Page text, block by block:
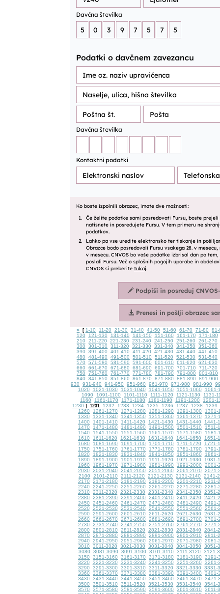
< [ 1-10 11-20 21-30 31-40 41-50 51-60 61-70 71-80
81-
120
121-130 131-140 141-150 151-160 161-170
171-180
210
211-220 221-230 231-240 241-250 251-260
261-270
300
301-310 311-320 321-330 331-340 341-350
351-360
390
391-400 401-410 411-420 421-430 431-440
441-450
480
481-490 491-500 501-510 511-520 521-530
531-540
570
571-580 581-590 591-600 601-610 611-620
621-630
660
661-670 671-680 681-690 691-700 701-710
711-720
750
751-760 761-770 771-780 781-790 791-800
801-810
840
841-850 851-860 861-870 871-880 881-890
891-900
930
931-940 941-950 951-960 961-970 971-980 981-990
1020
1021-1030 1031-1040 1041-1050 1051-1060
1061-
1090
1091-1100 1101-1110 1111-1120 1121-1130
1131-
1160
1161-1170 1171-1180 1181-1190 1191-1200
1201-
1230 ] 1231 1232 1233 1234 1235 1236 1237 1238
1239
1260
1261-1270 1271-1280 1281-1290 1291-1300
1301-
1330
1331-1340 1341-1350 1351-1360 1361-1370
1371-
1400
1401-1410 1411-1420 1421-1430 1431-1440
1441-
1470
1471-1480 1481-1490 1491-1500 1501-1510
1511-
1540
1541-1550 1551-1560 1561-1570 1571-1580
1581-
1610
1611-1620 1621-1630 1631-1640 1641-1650
1651-
1680
1681-1690 1691-1700 1701-1710 1711-1720
1721-
1750
1751-1760 1761-1770 1771-1780 1781-1790
1791-
1820
1821-1830 1831-1840 1841-1850 1851-1860
1861-
1890
1891-1900 1901-1910 1911-1920 1921-1930
1931-
1960
1961-1970 1971-1980 1981-1990 1991-2000
2001-
2030
2031-2040 2041-2050 2051-2060 2061-2070
2071-
2100
2101-2110 2111-2120 2121-2130 2131-2140
2141-
2170
2171-2180 2181-2190 2191-2200 2201-2210
2211-
2240
2241-2250 2251-2260 2261-2270 2271-2280
2281-
2310
2311-2320 2321-2330 2331-2340 2341-2350
2351-
2380
2381-2390 2391-2400 2401-2410 2411-2420
2421-
2450
2451-2460 2461-2470 2471-2480 2481-2490
2491-
2520
2521-2530 2531-2540 2541-2550 2551-2560
2561-
2590
2591-2600 2601-2610 2611-2620 2621-2630
2631-
2660
2661-2670 2671-2680 2681-2690 2691-2700
2701-
2730
2731-2740 2741-2750 2751-2760 2761-2770
2771-
2800
2801-2810 2811-2820 2821-2830 2831-2840
2841-
2870
2871-2880 2881-2890 2891-2900 2901-2910
2911-
2940
2941-2950 2951-2960 2961-2970 2971-2980
2981-
3010
3011-3020 3021-3030 3031-3040 3041-3050
3051-
3080
3081-3090 3091-3100 3101-3110 3111-3120
3121-
3150
3151-3160 3161-3170 3171-3180 3181-3190
3191-
3220
3221-3230 3231-3240 3241-3250 3251-3260
3261-
3290
3291-3300 3301-3310 3311-3320 3321-3330
3331-
3360
3361-3370 3371-3380 3381-3390 3391-3400
3401-
3430
3431-3440 3441-3450 3451-3460 3461-3470
3471-
3500
3501-3510 3511-3520 3521-3530 3531-3540
3541-
3570
3571-3580 3581-3590 3591-3600 3601-3610
3611-